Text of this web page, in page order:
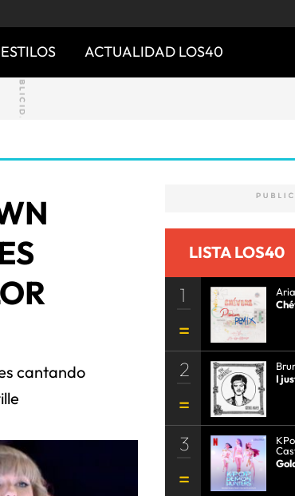
ESTILOS ACTUALIDAD LOS40
cantando
LISTA LOS40
1
2
I
3